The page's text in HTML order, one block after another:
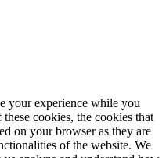
your experience while you
cookies, the cookies that
on your browser as they are
of the website. We